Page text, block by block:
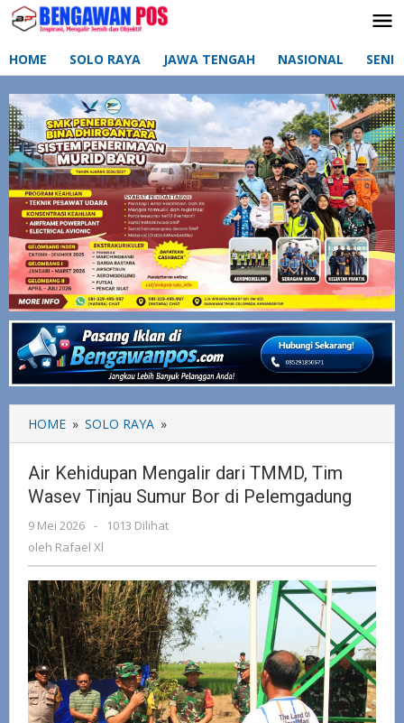
Lewati
ke
HOME SOLO RAYA JAWA TENGAH NASIONAL SENI
HOME » SOLO RAYA »
Kehidupan
Mengalir
dari
TMMD,
Bor
di
Pelemgadung
Air Kehidupan Mengalir dari TMMD, Tim
Wasev Tinjau Sumur Bor di Pelemgadung
9 Mei 2026 oleh
Rafael
-
1013 Dilihat
oleh Rafael Xl